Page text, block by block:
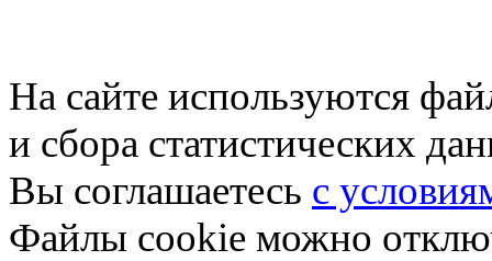
На сайте используются
и сбора статистических
Вы соглашаетесь с
Файлы cookie можно